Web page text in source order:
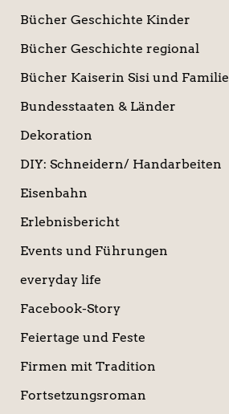
Bücher Geschichte Kinder
Bücher Geschichte regional
Bücher Kaiserin Sisi und Familie
Bundesstaaten & Länder
Dekoration
DIY: Schneidern/ Handarbeiten
Eisenbahn
Erlebnisbericht
Events und Führungen
everyday life
Facebook-Story
Feiertage und Feste
Firmen mit Tradition
Fortsetzungsroman